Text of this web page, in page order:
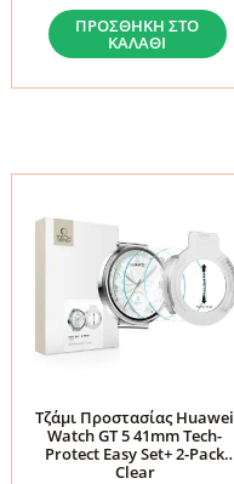
Τζάμι
Προστασίας
Huawei
6
46mm
Tech-
Protect
Glass
Fit+
Clear
ποσότητα
ΠΡΟΣΘΉΚΗ ΣΤΟ
ΚΑΛΆΘΙ
Τζάμι Προστασίας Huawei
Watch GT 5 41mm Tech-
Protect Easy Set+ 2-Pack
Clear